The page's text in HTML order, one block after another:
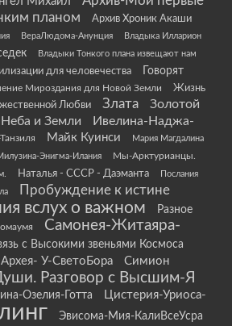
планом
Архив Хроник Акаши
ВераЛюдома-Анунция Владыка Илларион
Владыки Тонкого плана извещают нам
для человечества
Говорят
Мироздания для Новой Земли
Жизнь
Любви
Злата
Золотой
и Земли
Ивелина-Наджа-
Майк Куинси Мария Магдалина
Энигма-Илания
Мы-Арктурианцы.
Наталья - СССР - Даэманта
Послания
Пробуждение к истине
вслух о важном Разное
Самонея-Житаяра-
с Высокими звеньями Космоса
У-СветоБора Симион
Разговор с Высшим-Я
Озелия-Готта
Цистерия-Уриоса-
Эвисома-Мия-КалиВсеУсра